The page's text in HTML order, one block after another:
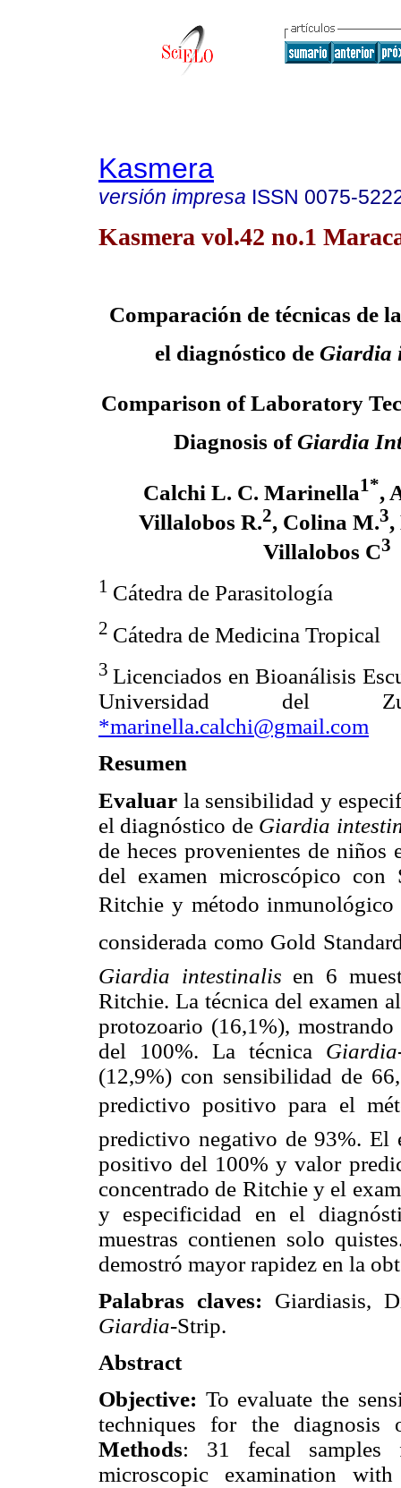
Kasmera
versión impresa ISSN 0075-
Kasmera vol.42 no.1
Comparación de técnicas de
el diagnóstico de Giardia
Comparison of Laboratory
Diagnosis ofGiardia
Calchi L. C. Marinella1*,
Villalobos R.2, Colina M.3,
Villalobos C3
1 Cátedra de Parasitología
2 Cátedra de Medicina Tropical
3Licenciados en Bioanálisis
Universidad del
*marinella.calchi@gmail.com
Resumen
Evaluar la sensibilidad y
el diagnóstico de Giardia
de heces provenientes de niños
del examen microscópico con
Ritchie y método inmunológico
considerada como Gold
Giardia intestinalis en 6
Ritchie. La técnica del examen
protozoario (16,1%),
del 100%. La técnica
(12,9%) con sensibilidad de
predictivo positivo para el
predictivo negativo de 93%. El
positivo del 100% y valor
concentrado de Ritchie y el
y especificidad en el
muestras contienen solo
demostró mayor rapidez en la
Palabras claves: Giardiasis,
Giardia-Strip.
Abstract
Objective: To evaluate the
techniques for the
Methods: 31 fecal samples
microscopic examination